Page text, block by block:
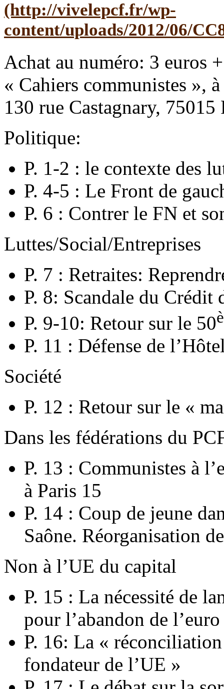
Achat au numéro: 3 euros
« Cahiers communistes »,
130 rue Castagnary, 75015
Politique:
P. 1-2 : le contexte des
P. 4-5 : Le Front de
P. 6 : Contrer le FN et
Luttes/Social/Entreprises
P. 7 : Retraites:
P. 8: Scandale du
P. 9-10: Retour sur le 50
P. 11 : Défense de
Société
P. 12 : Retour sur le «
Dans les fédérations du
P. 13 : Communistes à
à Paris 15
P. 14 : Coup de jeune
Saône. Réorganisation
Non à l’UE du capital
P. 15 : La nécessité de
pour l’abandon de l’euro
P. 16: La «
fondateur de l’UE »